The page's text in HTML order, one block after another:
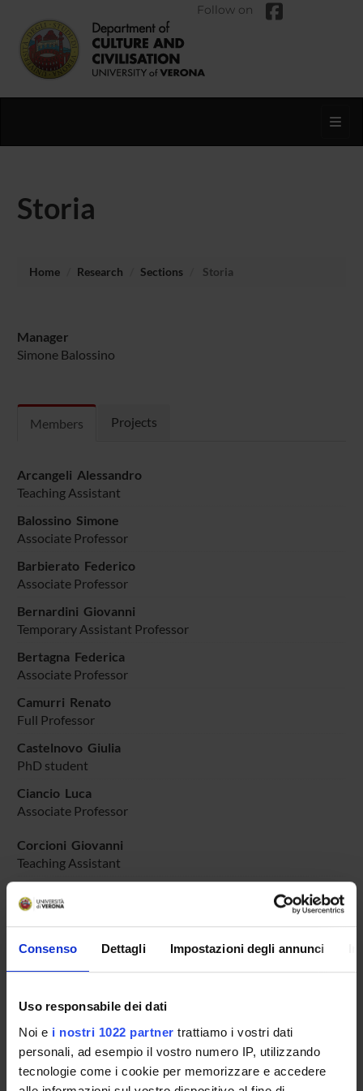
Consenso Dettagli Impostazioni degli annunci
Uso responsabile dei dati
Noi e i nostri 1022 partner trattiamo i vostri dati
personali, ad esempio il vostro numero IP, utilizzando
tecnologie come i cookie per memorizzare e accedere
Follow on
Storia
Home Research Sections Storia
Manager
Simone Balossino
Members Projects
Arcangeli Alessandro
Teaching Assistant
Balossino Simone
Associate Professor
Barbierato Federico
Associate Professor
Bernardini Giovanni
Temporary Assistant Professor
Bertagna Federica
Associate Professor
Camurri Renato
Full Professor
Castelnovo Giulia
PhD student
Ciancio Luca
Associate Professor
Corcioni Giovanni
Teaching Assistant
Associate Professor
Associate Professor
Associate Professor
Romagnani Gian Paolo
Full Professor
Rossi Mariaclara